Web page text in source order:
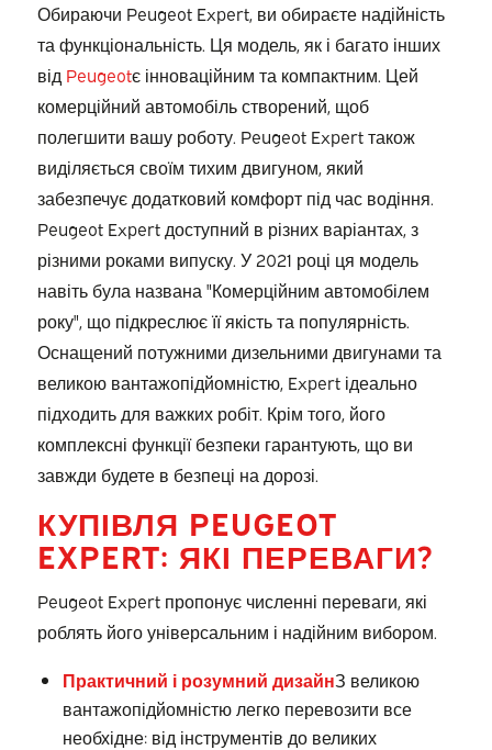
Обираючи Peugeot Expert, ви обираєте надійність
та функціональність. Ця модель, як і багато інших
від Peugeotє інноваційним та компактним. Цей
комерційний автомобіль створений, щоб
полегшити вашу роботу. Peugeot Expert також
виділяється своїм тихим двигуном, який
забезпечує додатковий комфорт під час водіння.
Peugeot Expert доступний в різних варіантах, з
різними роками випуску. У 2021 році ця модель
навіть була названа "Комерційним автомобілем
року", що підкреслює її якість та популярність.
Оснащений потужними дизельними двигунами та
великою вантажопідйомністю, Expert ідеально
підходить для важких робіт. Крім того, його
комплексні функції безпеки гарантують, що ви
завжди будете в безпеці на дорозі.
КУПІВЛЯ PEUGEOT
EXPERT: ЯКІ ПЕРЕВАГИ?
Peugeot Expert пропонує численні переваги, які
роблять його універсальним і надійним вибором.
Практичний і розумний дизайнЗ великою
вантажопідйомністю легко перевозити все
необхідне: від інструментів до великих